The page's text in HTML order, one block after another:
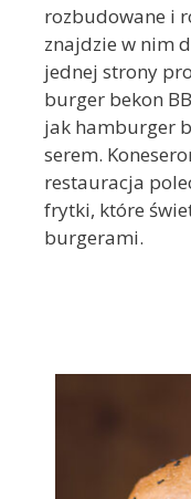
rozbudowane i
znajdzie w nim
jednej strony
burger bekon
jak hamburger
serem.
restauracja
frytki, które
burgerami.